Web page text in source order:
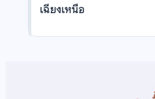
เฉียงเหนือ